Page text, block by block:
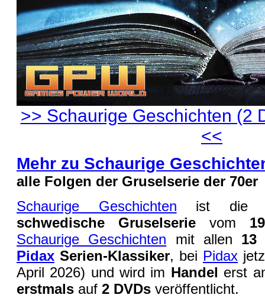
>> Schaurige Geschichten (2
<<
Mehr zu Schaurige
alle Folgen der Gruselserie der 70er
Schaurige Geschichten ist
schwedische Gruselserie vom
Schaurige Geschichten mit allen 13
Pidax Serien-Klassiker, bei Pidax
April 2026) und wird im Handel erst
erstmals auf 2 DVDs veröffentlicht.